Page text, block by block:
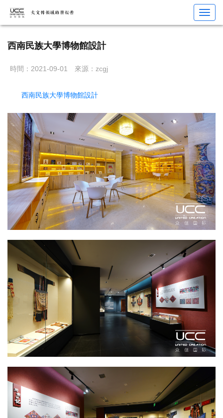
您當前位置： 首頁>展館設計 > 西南民族大學博物館設計
西南民族大學博物館設計
時間：2021-09-01 來源：zcgj
西南民族大學博物館設計